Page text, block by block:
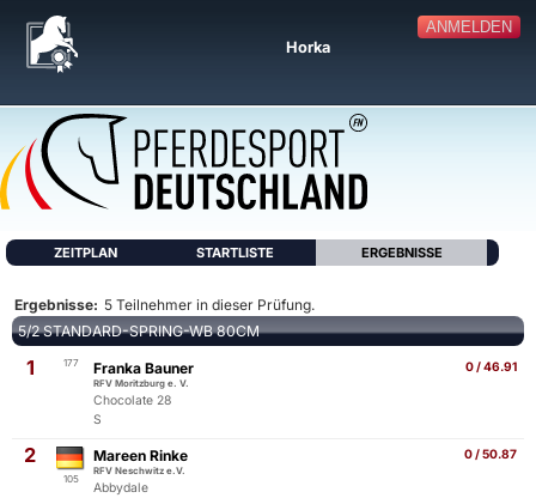
ANMELDEN
Horka
ZEITPLAN STARTLISTE ERGEBNISSE
Ergebnisse: 5 Teilnehmer in dieser Prüfung.
5/2 STANDARD-SPRING-WB 80CM
1 177 0 / 46.91
Franka Bauner
RFV Moritzburg e. V.
Chocolate 28
S
2
105
0 / 50.87
Mareen Rinke
RFV Neschwitz e.V.
Abbydale